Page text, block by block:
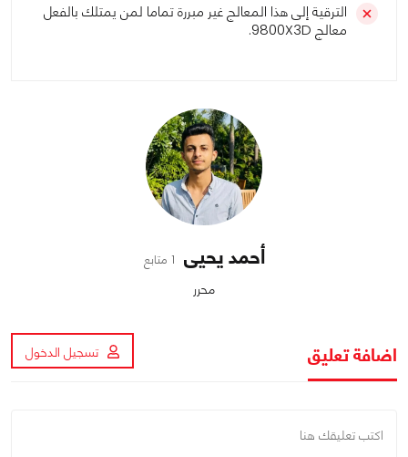
الترقية إلى هذا المعالج غير مبررة تماما لمن يمتلك بالفعل
معالج 9800X3D.
أحمد يحيى 1 متابع
محرر
اضافة تعليق تسجيل الدخول